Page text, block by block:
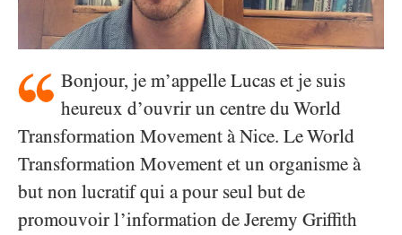
Bonjour, je m’appelle Lucas et je suis
heureux d’ouvrir un centre du World
Transformation Movement à Nice. Le World
Transformation Movement et un organisme à
but non lucratif qui a pour seul but de
promouvoir l’information de Jeremy Griffith